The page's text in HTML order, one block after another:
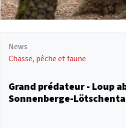
News
Chasse, pêche et faune
Grand prédateur - Loup
Sonnenberge-